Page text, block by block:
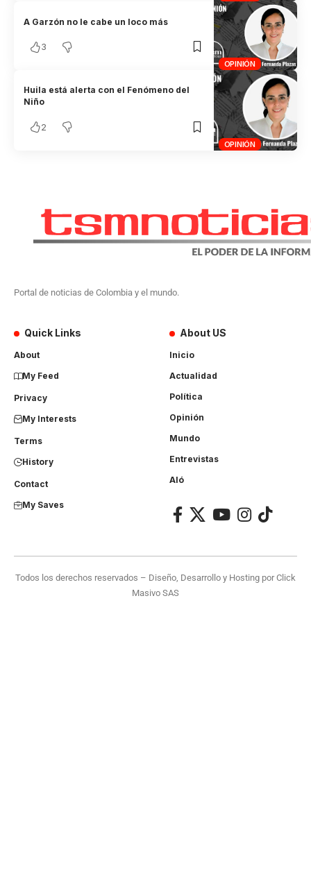
OPINIÓN
A Garzón no le cabe un loco más
3
OPINIÓN
Huila está alerta con el Fenómeno del
Niño
2
Portal de noticias de Colombia y el mundo.
Quick Links
About
My Feed
Privacy
My Interests
Terms
History
Contact
My Saves
About US
Inicio
Actualidad
Política
Opinión
Mundo
Entrevistas
Aló
Todos los derechos reservados – Diseño, Desarrollo y Hosting porClick
Masivo SAS